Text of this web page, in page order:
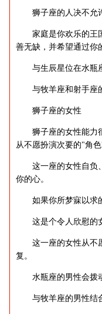
狮子座的人决不允许
家庭是你欢乐的王国
善无缺，并希望通过你
与生辰星位在水瓶座
与牧羊座和射手座的
狮子座的女性
狮子座的女性能力很
从不愿扮演次要的"角
这一座的女性自负、
你的心。
如果你所梦寐以求的
这是个令人欣慰的女
这一座的女性从不愿
复。
水瓶座的男性会拨动
与牧羊座的男性结合